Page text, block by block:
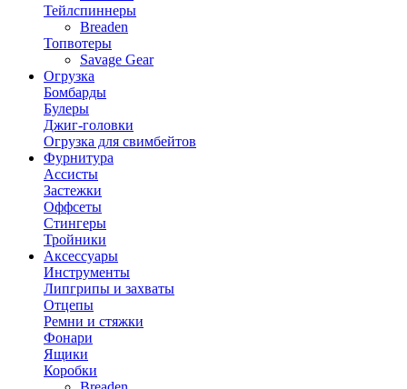
Тейлспиннеры
Breaden
Топвотеры
Savage Gear
Огрузка
Бомбарды
Булеры
Джиг-головки
Огрузка для свимбейтов
Фурнитура
Ассисты
Застежки
Оффсеты
Стингеры
Тройники
Аксессуары
Инструменты
Липгрипы и захваты
Отцепы
Ремни и стяжки
Фонари
Ящики
Коробки